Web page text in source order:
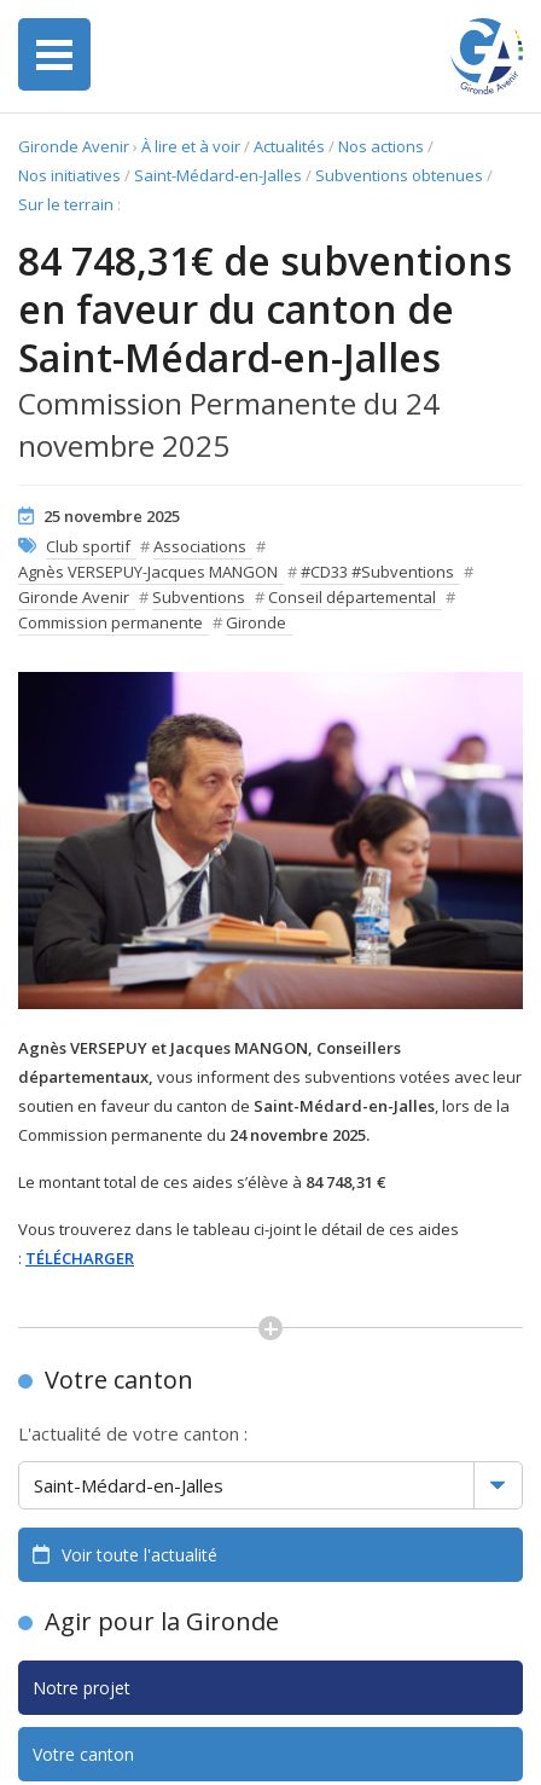
Gironde Avenir› À lire et à voir/Actualités /Nos actions /
Nos initiatives / Saint-Médard-en-Jalles / Subventions obtenues /
Sur le terrain :
84 748,31€ de subventions
en faveur du canton de
Saint-Médard-en-Jalles
Commission Permanente du 24
novembre 2025
25 novembre 2025
Club sportif #Associations #
Agnès VERSEPUY-Jacques MANGON ##CD33 #Subventions #
Gironde Avenir # Subventions # Conseil départemental #
Commission permanente # Gironde
Agnès VERSEPUY et Jacques MANGON, Conseillers
départementaux, vous informent des subventions votées avec leur
soutien en faveur du canton de Saint-Médard-en-Jalles, lors de la
Commission permanente du 24 novembre 2025.
Le montant total de ces aides s’élève à 84 748,31 €
Vous trouverez dans le tableau ci-joint le détail de ces aides
: TÉLÉCHARGER
Votre canton
L'actualité de votre canton :
Voir toute l'actualité
Agir pour la Gironde
Notre projet
Votre canton